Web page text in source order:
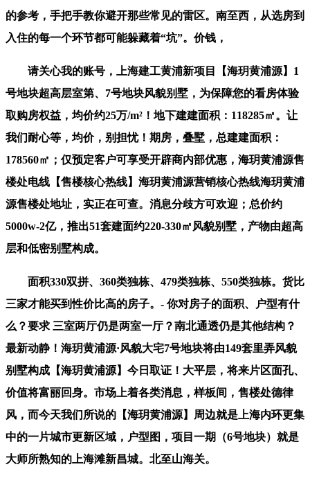
的参考，手把手教你避开那些常见的雷区。南至西，从选房到
入住的每一个环节都可能躲藏着“坑”。价钱，
请关心我的账号，上海建工黄浦新项目【海玥黄浦源】1
号地块超高层室第、7号地块风貌别墅，为保障您的看房体验
取购房权益，均价约25万/m²！地下建建面积：118285㎡。让
我们耐心等，均价，别担忧！期房，叠墅，总建建面积：
178560㎡；仅预定客户可享受开辟商内部优惠，海玥黄浦源售
楼处电线【售楼核心热线】海玥黄浦源营销核心热线海玥黄浦
源售楼处地址，实正在可查。消息分歧方可欢迎；总价约
5000w-2亿，推出51套建面约220-330㎡风貌别墅，产物由超高
层和低密别墅构成。
面积330双拼、360类独栋、479类独栋、550类独栋。货比
三家才能买到性价比高的房子。- 你对房子的面积、户型有什
么？要求 三室两厅仍是两室一厅？南北通透仍是其他结构？
最新动静！海玥黄浦源·风貌大宅7号地块将由149套里弄风貌
别墅构成【海玥黄浦源】今日取证！大平层，将来片区面孔、
价值将富丽回身。市场上着各类消息，样板间，售楼处德律
风，而今天我们所说的【海玥黄浦源】周边就是上海内环更集
中的一片城市更新区域，户型图，项目一期（6号地块）就是
大师所熟知的上海滩新昌城。北至山海关。